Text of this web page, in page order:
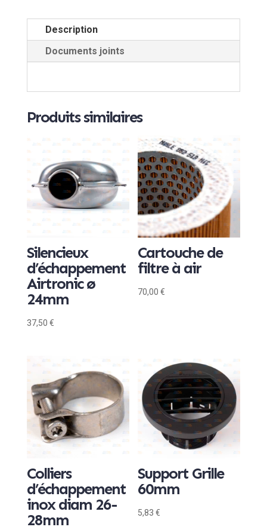
crépine
métallique
Description
Documents joints
Produits similaires
Silencieux
d’échappement
Airtronic ø
24mm
37,50 €
Cartouche de
filtre à air
70,00€
Colliers
d’échappement
inox diam 26-
28mm
Support Grille
60mm
5,83€